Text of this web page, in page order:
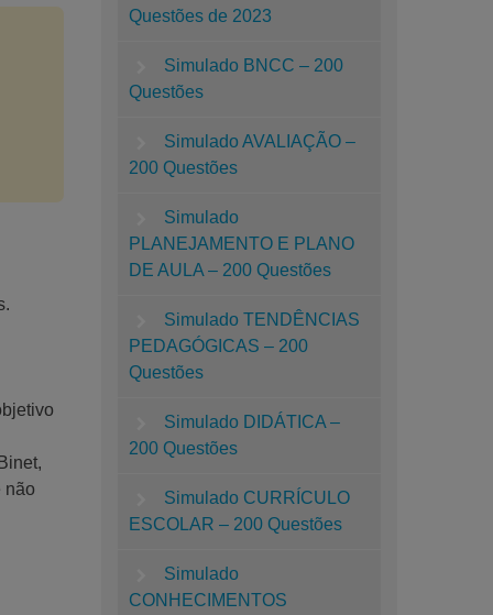
não
Questões de 2023
Simulado BNCC – 200
Questões
Simulado AVALIAÇÃO –
200 Questões
Simulado
PLANEJAMENTO E PLANO
DE AULA – 200 Questões
Simulado TENDÊNCIAS
PEDAGÓGICAS – 200
Questões
Simulado DIDÁTICA –
200 Questões
Simulado CURRÍCULO
ESCOLAR – 200 Questões
Simulado
CONHECIMENTOS